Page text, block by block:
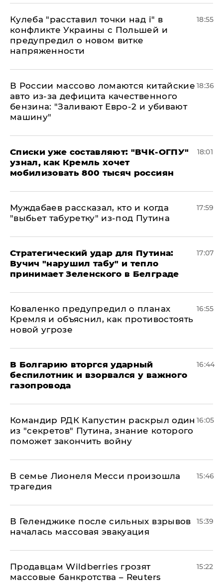
Кулеба "расставил точки над і" в
конфликте Украины с Польшей и
предупредил о новом витке
напряженности
18:55
В России массово ломаются китайские
авто из-за дефицита качественного
бензина: "Заливают Евро-2 и убивают
машину"
18:36
Списки уже составляют: "ВЧК-ОГПУ"
узнал, как Кремль хочет
мобилизовать 800 тысяч россиян
18:01
Муждабаев рассказал, кто и когда
"выбьет табуретку" из-под Путина
17:59
Стратегический удар для Путина:
Вучич "нарушил табу" и тепло
принимает Зеленского в Белграде
17:07
Коваленко предупредил о планах
Кремля и объяснил, как противостоять
новой угрозе
16:55
В Болгарию вторгся ударный
беспилотник и взорвался у важного
газопровода
16:44
Командир РДК Капустин раскрыл один
из "секретов" Путина, знание которого
поможет закончить войну
16:05
В семье Лионеля Месси произошла
трагедия
15:46
В Геленджике после сильных взрывов
началась массовая эвакуация
15:39
Продавцам Wildberries грозят
массовые банкротства – Reuters
15:22